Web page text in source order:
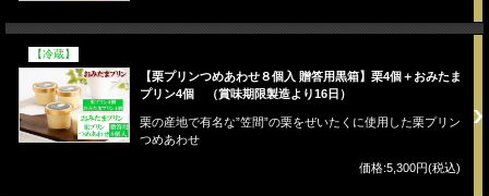
【冷蔵】
【栗プリンつめあわせ８個入 贈答用黒箱】栗4個＋おみたま
プリン4個 （賞味期限製造より16日）
栗の産地で有名な”笠間”の栗をぜいたくに使用した栗プリン
つめあわせ
価格:5,300円(税込)